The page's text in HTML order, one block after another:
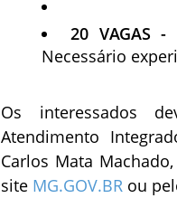
20 VAGAS
Necessário
Os interessados
Atendimento
Carlos Mata
site MG.GOV.BR ou